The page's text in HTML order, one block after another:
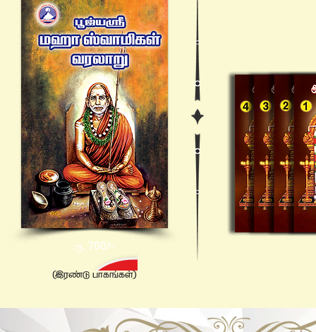
ரூ. 700/-
(Ö«õ| ÃVïºï^)